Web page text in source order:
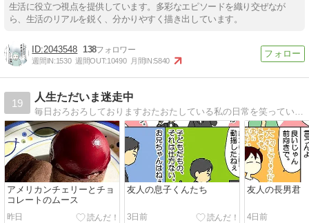
生活に役立つ視点を提供しています。多彩なエピソードを織り交ぜなが
ら、生活のリアルを鋭く、分かりやすく描き出しています。
2043548 138
週間IN:1530 週間OUT:10490 月間IN:5840
19
人生ただいま迷走中
アメリカンチェリーとチョ
コレートのムース
昨日
友人の息子くんたち
3日前
友人の長男君
4日前